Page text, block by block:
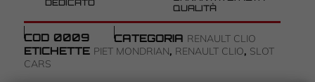
DEDICATO
QUALITÀ
COD 0009 CATEGORIA RENAULT CLIO
ETICHETTE PIET MONDRIAN, RENAULT CLIO, SLOT
CARS